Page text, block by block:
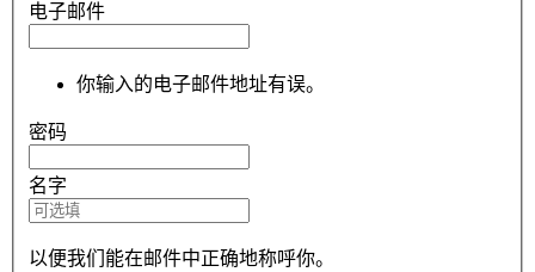
电子邮件
你输入的电子邮件地址有误。
密码
名字
以便我们能在邮件中正确地称呼你。